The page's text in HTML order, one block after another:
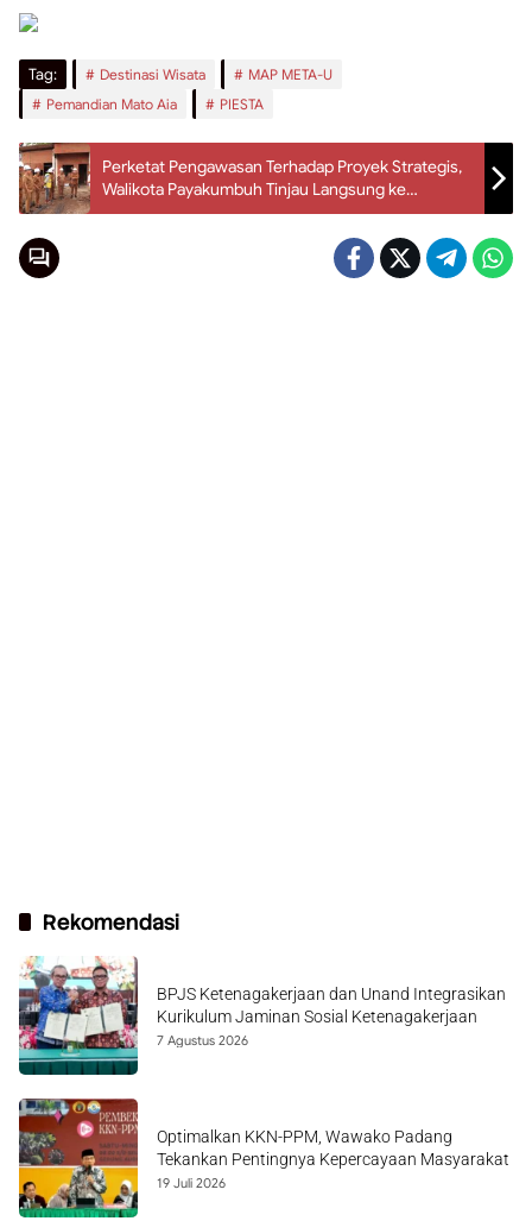
Tag: Destinasi Wisata
MAP META-U
Pemandian Mato Aia
PIESTA
Perketat Pengawasan Terhadap Proyek Strategis,
Walikota Payakumbuh Tinjau Langsung ke
Lapangan
Rekomendasi
BPJS Ketenagakerjaan dan Unand Integrasikan
Kurikulum Jaminan Sosial Ketenagakerjaan
7 Agustus 2026
Optimalkan KKN-PPM, Wawako Padang
Tekankan Pentingnya Kepercayaan Masyarakat
19 Juli 2026